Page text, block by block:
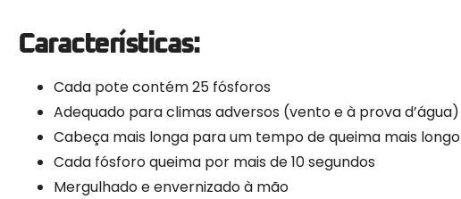
Características:
Cada pote contém 25 fósforos
Adequado para climas adversos (vento e à prova d’água)
Cabeça mais longa para um tempo de queima mais longo
Cada fósforo queima por mais de 10 segundos
Mergulhado e envernizado à mão